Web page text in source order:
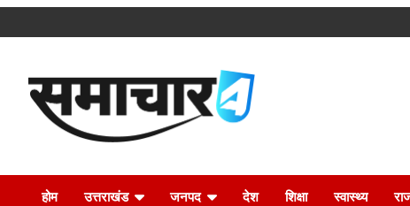
to
Samachar4u
होम उत्तराखंड जनपद देश शिक्षा स्वास्थ्य